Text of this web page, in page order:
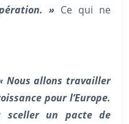
» Ce qui ne
Nous allons travailler
pour l’Europe.
sceller un pacte de